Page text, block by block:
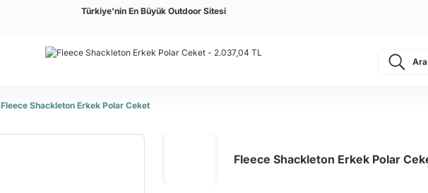
Türkiye'nin En Büyük Outdoor Sitesi
Ara
Fleece Shackleton Erkek Polar Ceket
Fleece Shackleton Erkek Polar